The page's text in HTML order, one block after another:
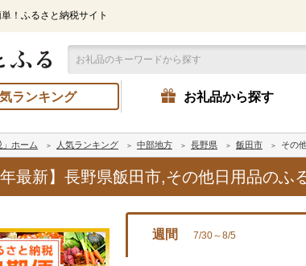
！ふるさと納税サイト
ランキング お礼品から探す
」ホーム 人気ランキング 中部地方 長野県 飯田市 その
年最新】長野県飯田市,その他日用品のふ
週間 7/30～8/5